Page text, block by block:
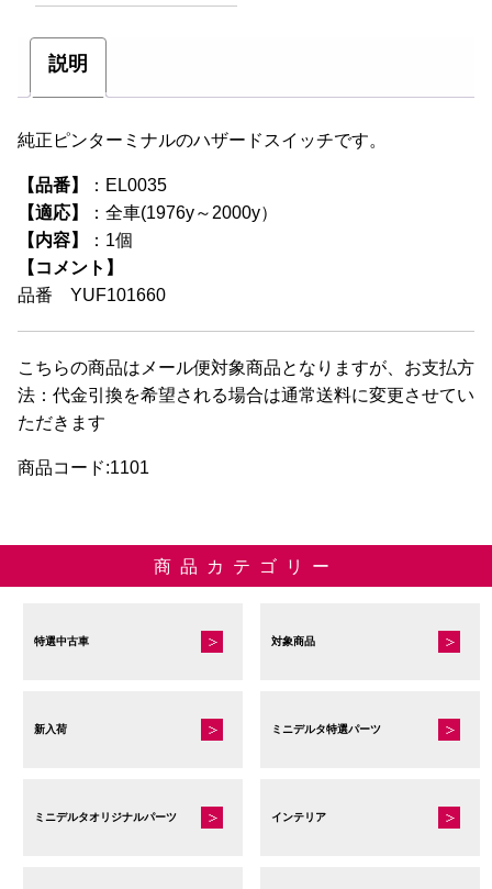
説明
純正ピンターミナルのハザードスイッチです。
【品番】
：EL0035
【適応】
：全車(1976y～2000y）
【内容】
：1個
【コメント】
品番 YUF101660
こちらの商品はメール便対象商品となりますが、お支払方
法：代金引換を希望される場合は通常送料に変更させてい
ただきます
商品コード:1101
商品カテゴリー
特選中古車 対象商品
新入荷 ミニデルタ特選パーツ
ミニデルタオリジナルパーツ インテリア